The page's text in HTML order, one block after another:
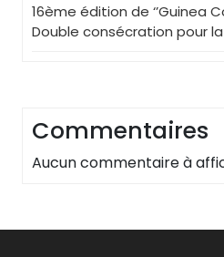
16ème édition de ‘’Guinea
Double consécration pour la
Commentaires
Aucun commentaire à